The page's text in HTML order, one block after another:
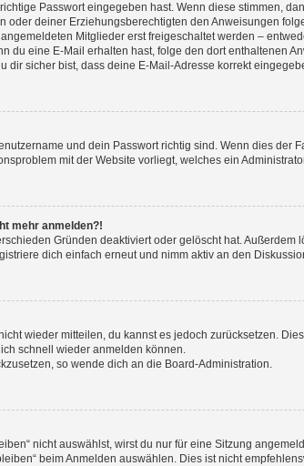
Passwort eingegeben hast. Wenn diese stimmen,
oder deiner Erziehungsberechtigten den Anweisungen
Mitglieder erst freigeschaltet werden –
du eine E-Mail erhalten hast, folge den dort enthaltenen
dir sicher bist, dass deine E-Mail-Adresse korrekt
und dein Passwort richtig sind. Wenn dies
mit der Website vorliegt, welches ein
mehr anmelden?!
Gründen deaktiviert oder gelöscht hat.
dich einfach erneut und nimm aktiv an den
wieder mitteilen, du kannst es jedoch zurücksetzen.
schnell wieder anmelden können.
so wende dich an die Board-Administration.
nicht auswählst, wirst du nur für eine Sitzung
beim Anmelden auswählen. Dies ist nicht